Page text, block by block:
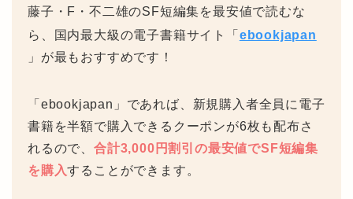
藤子・F・不二雄のSF短編集を最安値で読むな
ら、国内最大級の電子書籍サイト「 ebookjapan
」が最もおすすめです！
「ebookjapan」であれば、新規購入者全員に電子
書籍を半額で購入できるクーポンが6枚も配布さ
れるので、 合計3,000円割引の最安値でSF短編集
を購入することができます。